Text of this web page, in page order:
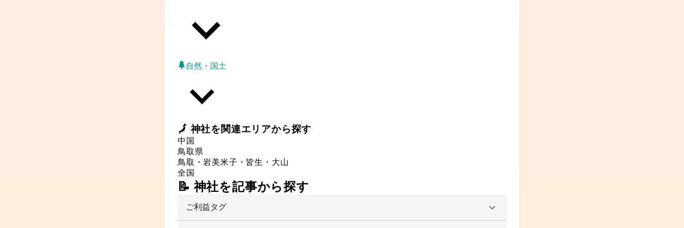
自然・国土
🗾神社を関連エリアから探す
中国
鳥取県
鳥取・岩美米子・皆生・大山
全国
📝 神社を記事から探す
ご利益タグ